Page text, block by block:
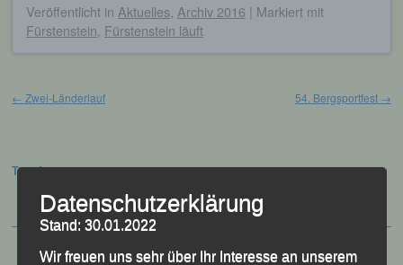
Veröffentlicht in Aktuelles Archiv 2016 | Markiert mit
Fürstenstein Fürstenstein läuft
← Zwei-Länderlauf 54. Bergsportfest →
Termine:
Datenschutzerklärung
Stand: 30.01.2022
Wir freuen uns sehr über Ihr Interesse an unserem